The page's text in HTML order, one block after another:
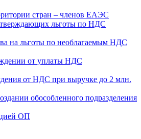
стран – членов ЕАЭС
льготы по НДС
на льготы по необлагаемым НДС
от уплаты НДС
от НДС при выручке до 2 млн.
обособленного подразделения
ОП